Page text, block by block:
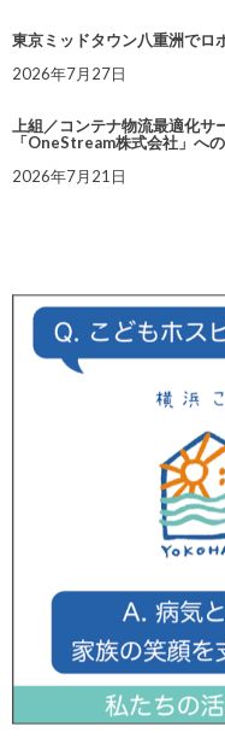
東京ミッドタウン八重洲でロ
2026年7月27日
上組／コンテナ物流最適化サ
「OneStream株式会社」へ
2026年7月21日